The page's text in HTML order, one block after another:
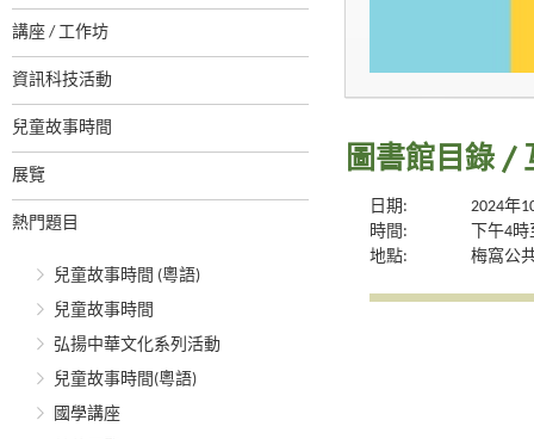
講座 / 工作坊
資訊科技活動
兒童故事時間
展覽
熱門題目
兒童故事時間 (粵語)
兒童故事時間
弘揚中華文化系列活動
兒童故事時間(粵語)
國學講座
圖書館目錄 /
日期:
2024年
時間:
下午4
地點:
梅窩公